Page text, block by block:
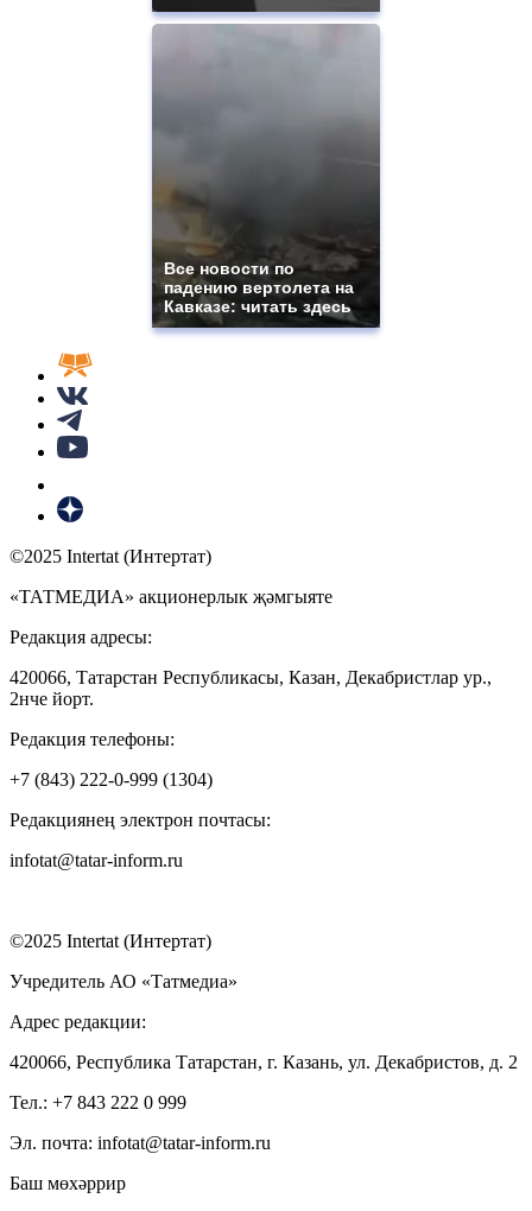
Все новости по
падению вертолета на
Кавказе: читать здесь
©2025 Intertat (Интертат)
«ТАТМЕДИА» акционерлык җәмгыяте
Редакция адресы:
420066, Татарстан Республикасы, Казан, Декабристлар ур.,
2нче йорт.
Редакция телефоны:
+7 (843) 222-0-999 (1304)
Редакциянең электрон почтасы:
infotat@tatar-inform.ru
©2025 Intertat (Интертат)
Учредитель АО «Татмедиа»
Адрес редакции:
420066, Республика Татарстан, г. Казань, ул. Декабристов, д. 2
Тел.: +7 843 222 0 999
Эл. почта: infotat@tatar-inform.ru
Баш мөхәррир